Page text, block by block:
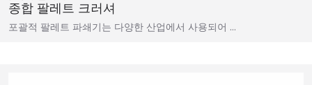
종합 팔레트 크러셔
포괄적 팔레트 파쇄기는 다양한 산업에서 사용되어 …